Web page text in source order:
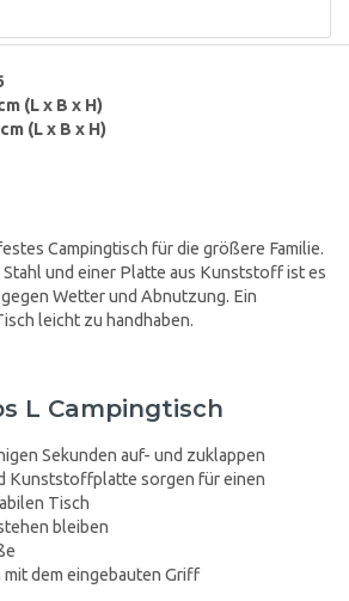
(L x B x H)
(L x B x H)
Campingtisch für die größere Familie.
Stahl und einer Platte aus Kunststoff ist es
Wetter und Abnutzung. Ein
leicht zu handhaben.
L Campingtisch
Sekunden auf- und zuklappen
Kunststoffplatte sorgen für einen
Tisch
bleiben
dem eingebauten Griff